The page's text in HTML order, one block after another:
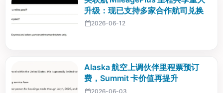
升级：现已支持多家合作航司兑换
2026-06-12
Alaska 航空上调伙伴里程票预订
费，Summit 卡价值再提升
2026-06-03